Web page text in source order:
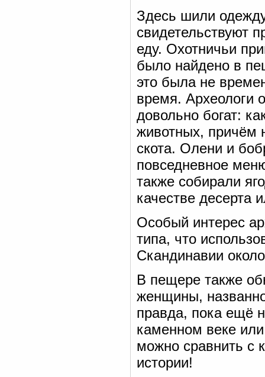
Здесь шили
свидетельствуют
еду. Охотничьи
было найдено в
это была не
время. Археологи
довольно богат:
животных, причём
скота. Олени и
повседневное
также собирали
качестве десерта
Особый интерес
типа, что
Скандинавии
В пещере также
женщины,
правда, пока ещё
каменном веке
можно сравнить с
истории!